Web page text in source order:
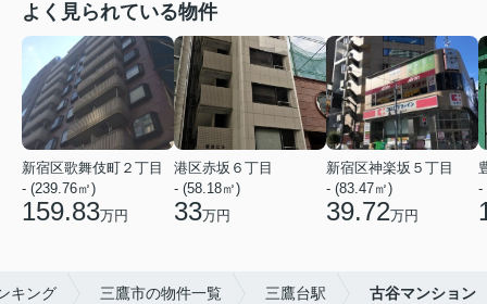
よく見られている物件
新宿区歌舞伎町２丁目
- (239.76㎡)
159.83万円
港区赤坂６丁目
- (58.18㎡)
33万円
新宿区神楽坂５丁目
- (83.47㎡)
39.72万円
-
キング 三鷹市の物件一覧 三鷹台駅 古谷マンション